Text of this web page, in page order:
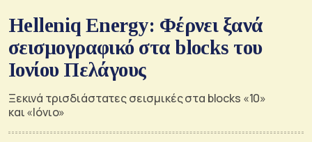
Helleniq Energy: Φέρνει ξανά
σεισμογραφικό στα blocks του
Ιονίου Πελάγους
Ξεκινά τρισδιάστατες σεισμικές στα blocks «10»
και «Ιόνιο»